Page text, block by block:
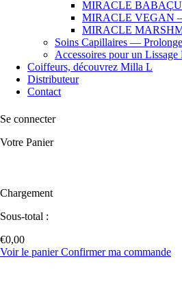
MIRACLE BABAÇU
MIRACLE VEGAN –
MIRACLE
Soins Capillaires —
Accessoires pour un Lissage
Coiffeurs, découvrez Milla L
Distributeur
Contact
Se connecter
Votre Panier
Chargement
Sous-total :
€0,00
Voir le panierConfirmer ma commande